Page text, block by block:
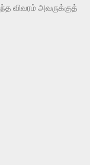
விவரம் அவருக்குத்